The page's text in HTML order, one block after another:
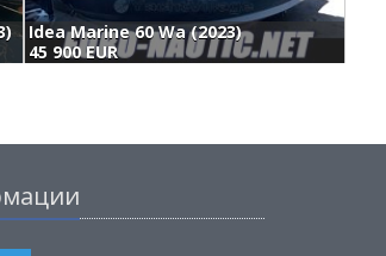
Idea Marine 60 Wa (2023)
45 900 EUR